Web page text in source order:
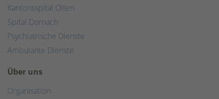
Kantonsspital Olten
Spital Dornach
Psychiatrische Dienste
Ambulante Dienste
Über uns
Organisation